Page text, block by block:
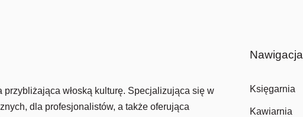
przybliżająca włoską kulturę. Specjalizująca się w
dla profesjonalistów, a także oferująca
Nawigacja
Księgarnia
Kawiarnia